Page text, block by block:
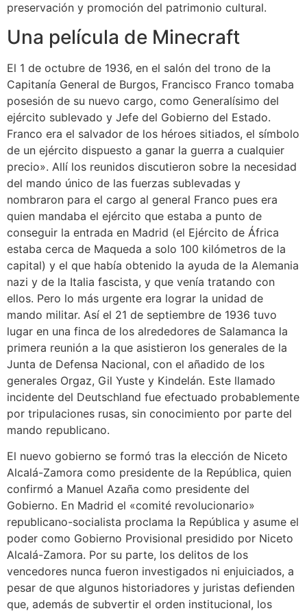
preservación y promoción del patrimonio cultural.
Una película de Minecraft
El 1 de octubre de 1936, en el salón del trono de la
Capitanía General de Burgos, Francisco Franco tomaba
posesión de su nuevo cargo, como Generalísimo del
ejército sublevado y Jefe del Gobierno del Estado.​
Franco era el salvador de los héroes sitiados, el símbolo
de un ejército dispuesto a ganar la guerra a cualquier
precio».​ Allí los reunidos discutieron sobre la necesidad
del mando único de las fuerzas sublevadas y
nombraron para el cargo al general Franco pues era
quien mandaba el ejército que estaba a punto de
conseguir la entrada en Madrid (el Ejército de África
estaba cerca de Maqueda a solo 100 kilómetros de la
capital) y el que había obtenido la ayuda de la Alemania
nazi y de la Italia fascista, y que venía tratando con
ellos. Pero lo más urgente era lograr la unidad de
mando militar.​ Así el 21 de septiembre de 1936 tuvo
lugar en una finca de los alrededores de Salamanca la
primera reunión a la que asistieron los generales de la
Junta de Defensa Nacional, con el añadido de los
generales Orgaz, Gil Yuste y Kindelán. Este llamado
incidente del Deutschland fue efectuado probablemente
por tripulaciones rusas, sin conocimiento por parte del
mando republicano.
El nuevo gobierno se formó tras la elección de Niceto
Alcalá-Zamora como presidente de la República, quien
confirmó a Manuel Azaña como presidente del
Gobierno. En Madrid el «comité revolucionario»
republicano-socialista proclama la República y asume el
poder como Gobierno Provisional presidido por Niceto
Alcalá-Zamora.​ Por su parte, los delitos de los
vencedores nunca fueron investigados ni enjuiciados, a
pesar de que algunos historiadores​ y juristas​​ defienden
que, además de subvertir el orden institucional, los